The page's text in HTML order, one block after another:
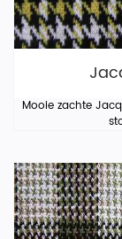
Mooie zachte